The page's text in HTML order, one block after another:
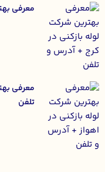
معرفی
معرفی
تلفن